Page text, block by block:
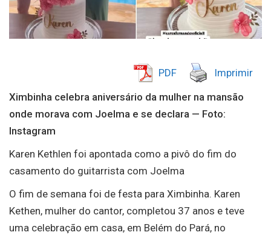
PDF Imprimir
Ximbinha celebra aniversário da mulher na mansão
onde morava com Joelma e se declara — Foto:
Instagram
Karen Kethlen foi apontada como a pivô do fim do
casamento do guitarrista com Joelma
O fim de semana foi de festa para Ximbinha. Karen
Kethen, mulher do cantor, completou 37 anos e teve
uma celebração em casa, em Belém do Pará, no